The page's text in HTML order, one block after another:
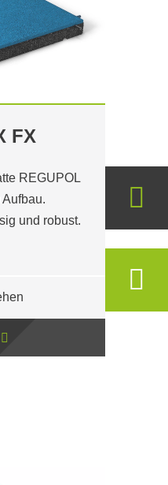
FX
REGUPOL
und robust.